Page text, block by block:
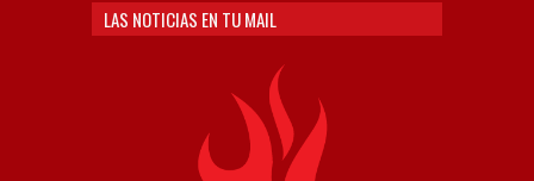
LAS NOTICIAS EN TU MAIL